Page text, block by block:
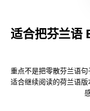
适合把芬兰语
重点不是把零散芬兰语
适合继续阅读的荷兰语